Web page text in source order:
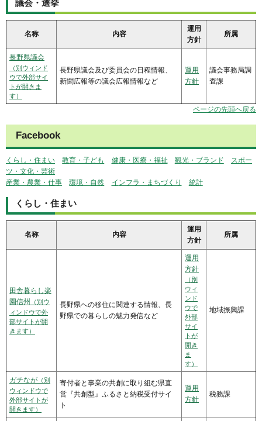
議会・選挙
名称 内容
運用
方針
所属
長野県議会
（別ウィンド
ウで外部サイ
トが開きま
す）
長野県議会及び委員会の日程情報、
新聞広報等の議会広報情報など
運用
方針
議会事務局調
査課
ページの先頭へ戻る
Facebook
くらし・住まい 教育・子ども 健康・医療・福祉 観光・ブランド スポー
ツ・文化・芸術
産業・農業・仕事
環境・自然 イ ンフラ・まちづくり 統計
くらし・住まい
名称 内容
運用
方針
所属
田舎暮らし楽
園信州
（別ウ
ィンドウで外
部サイトが開
きます）
長野県への移住に関連する情報、長
野県での暮らしの魅力発信など
運用
方針
（別
ウィ
ンド
ウで
外部
サイ
トが
開き
ま
す）
地域振興課
ガチなが （別
ウィンドウで
外部サイトが
開きます）
寄付者と事業の共創に取り組む県直
営『共創型』ふるさと納税受付サイ
ト
運用
方針
税務課